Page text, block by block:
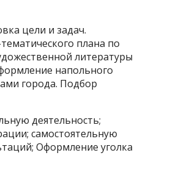
цели и задач.
плана по
литературы
напольного
города. Подбор
деятельность;
самостоятельную
Оформление уголка